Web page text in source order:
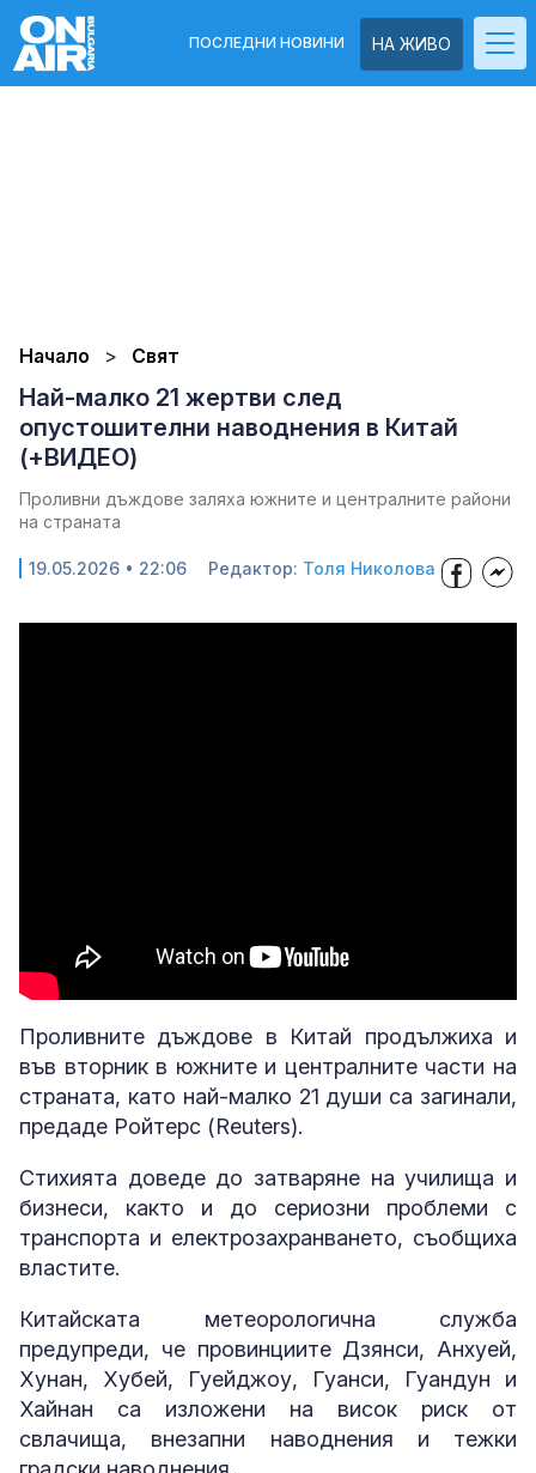
НА ЖИВО
ПОСЛЕДНИ НОВИНИ
Начало Свят
Най-малко 21 жертви след
опустошителни наводнения в Китай
(+ВИДЕО)
Проливни дъждове заляха южните и централните райони
на страната
19.05.2026 • 22:06 Редактор: Толя Николова
Проливните дъждове в Китай продължиха и
във вторник в южните и централните части на
страната, като най-малко 21 души са загинали,
предаде Ройтерс (Reuters).
Стихията доведе до затваряне на училища и
бизнеси, както и до сериозни проблеми с
транспорта и електрозахранването, съобщиха
властите.
Китайската метеорологична служба
предупреди, че провинциите Дзянси, Анхуей,
Хунан, Хубей, Гуейджоу, Гуанси, Гуандун и
Хайнан са изложени на висок риск от
свлачища, внезапни наводнения и тежки